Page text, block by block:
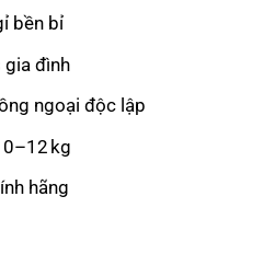
bền bỉ
gia đình
ngoại độc lập
kg
hãng